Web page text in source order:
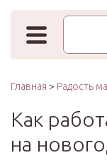
Поиск по
Главная > Радость
Как
на